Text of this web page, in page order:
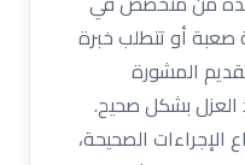
صعبة أو تتطلب خبرة
المشورة
العزل بشكل صحيح.
الإجراءات الصحيحة،